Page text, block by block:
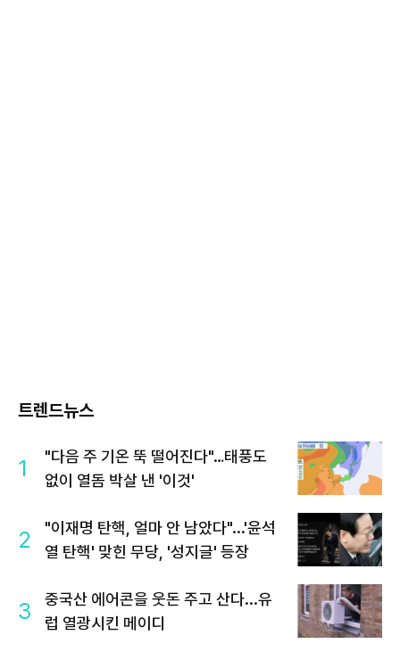
트렌드뉴스
1
"다음 주 기온 뚝 떨어진다"…태풍도
없이 열돔 박살 낸 '이것'
2
"이재명 탄핵, 얼마 안 남았다"...'윤석
열 탄핵' 맞힌 무당, '성지글' 등장
3
중국산 에어콘을 웃돈 주고 산다...유
럽 열광시킨 메이디